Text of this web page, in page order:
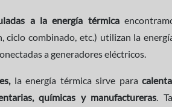
a la energía térmica
ciclo combinado, etc.) utilizan la
a generadores eléctricos.
la energía térmica sirve para
químicas y manufactureras .